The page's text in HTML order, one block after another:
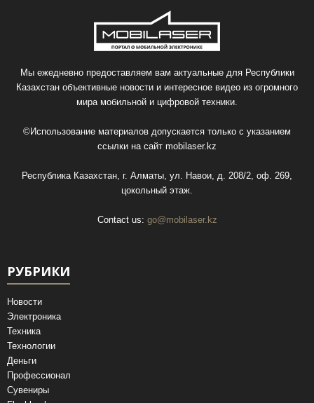
Мы ежедневно предоставляем вам актуальные для Республики
Казахстан объективные новости и интересное видео из огромного
мира мобильной и цифровой техники.
©Использование материалов допускается только с указанием
ссылки на сайт mobilaser.kz
Республика Казахстан, г. Алматы, ул. Навои, д. 208/2, оф. 269,
цокольный этаж.
Contact us: go@mobilaser.kz
РУБРИКИ
Новости
Электроника
Техника
Технологии
Деньги
Профессионал
Сувениры